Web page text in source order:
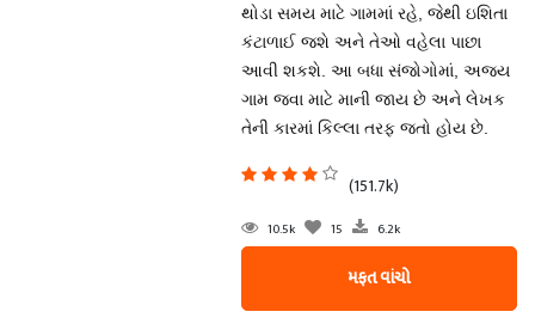
થોડા સમય માટે ગામમાં રહે, જેથી ઇશિતા
કંટાળાઈ જશે અને તેઓ વહેલા પાછા
આવી શકશે. આ બધા સંજોગોમાં, અજય
ગામ જવા માટે માની જાય છે અને લેખક
તેની કારમાં કિલ્લા તરફ જતો હોય છે.
(151.7k)
10.5k 15 6.2k
મફત વાંચો